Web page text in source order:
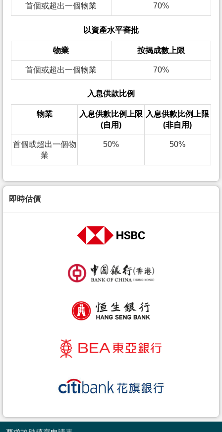
首個或超出一個物業 70%
以資產水平審批
物業 按揭成數上限
首個或超出一個物業 70%
入息供款比例
物業
入息供款比例上限
(自用)
入息供款比例上限
(非自用)
首個或超出一個物
業
50% 50%
即時估價